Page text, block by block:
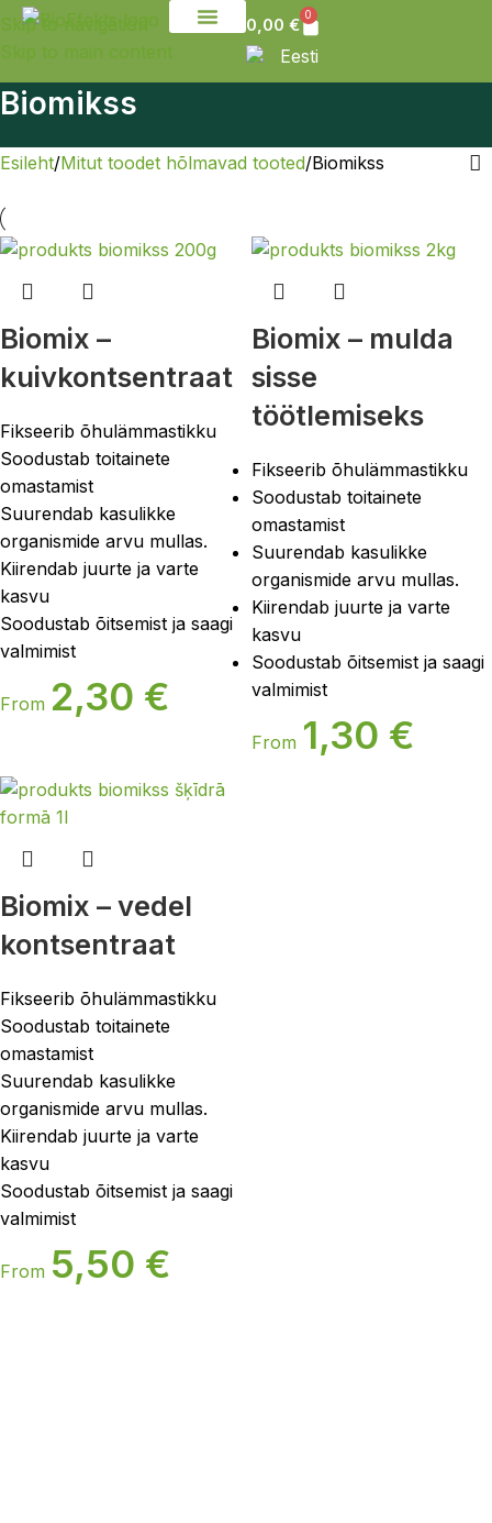
Skip to navigation
Skip to main content
0,00 €
0
Eesti
Biomikss
Esileht Mitut toodet hõlmavad tooted Biomikss
Biomix –
kuivkontsentraat
Fikseerib õhulämmastikku
Soodustab toitainete
omastamist
Suurendab kasulikke
organismide arvu mullas.
Kiirendab juurte ja varte
kasvu
Soodustab õitsemist ja saagi
valmimist
From 2,30 €
Biomix – mulda
sisse
töötlemiseks
Fikseerib õhulämmastikku
Soodustab toitainete
omastamist
Suurendab kasulikke
organismide arvu mullas.
Kiirendab juurte ja varte
kasvu
Soodustab õitsemist ja saagi
valmimist
From 1,30 €
Biomix – vedel
kontsentraat
Fikseerib õhulämmastikku
Soodustab toitainete
omastamist
Suurendab kasulikke
organismide arvu mullas.
Kiirendab juurte ja varte
kasvu
Soodustab õitsemist ja saagi
valmimist
From 5,50 €